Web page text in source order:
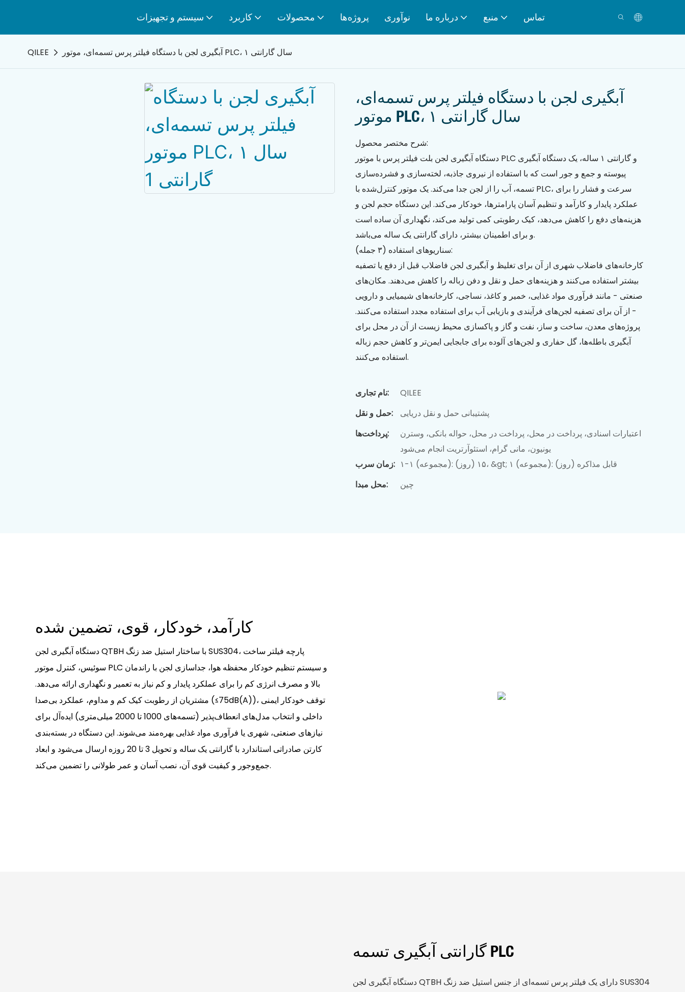
سیستم و تجهیزات کاربرد محصولات پروژه‌ها نوآوری درباره ما منبع تماس
QILEE آبگیری لجن با دستگاه فیلتر پرس تسمه‌ای، موتور PLC، ۱ سال گارانتی
آبگیری لجن با دستگاه فیلتر پرس تسمه‌ای،
موتور PLC، ۱ سال گارانتی
شرح مختصر محصول:
دستگاه آبگیری لجن بلت فیلتر پرس با موتور PLC و گارانتی ۱ ساله، یک دستگاه آبگیری
پیوسته و جمع و جور است که با استفاده از نیروی جاذبه، لخته‌سازی و فشرده‌سازی
تسمه، آب را از لجن جدا می‌کند. یک موتور کنترل‌شده با PLC، سرعت و فشار را برای
عملکرد پایدار و کارآمد و تنظیم آسان پارامترها، خودکار می‌کند. این دستگاه حجم لجن و
هزینه‌های دفع را کاهش می‌دهد، کیک رطوبتی کمی تولید می‌کند، نگهداری آن ساده است
و برای اطمینان بیشتر، دارای گارانتی یک ساله می‌باشد.
سناریوهای استفاده (۳ جمله):
کارخانه‌های فاضلاب شهری از آن برای تغلیظ و آبگیری لجن فاضلاب قبل از دفع یا تصفیه
بیشتر استفاده می‌کنند و هزینه‌های حمل و نقل و دفن زباله را کاهش می‌دهند. مکان‌های
صنعتی - مانند فرآوری مواد غذایی، خمیر و کاغذ، نساجی، کارخانه‌های شیمیایی و دارویی
- از آن برای تصفیه لجن‌های فرآیندی و بازیابی آب برای استفاده مجدد استفاده می‌کنند.
پروژه‌های معدن، ساخت و ساز، نفت و گاز و پاکسازی محیط زیست از آن در محل برای
آبگیری باطله‌ها، گل حفاری و لجن‌های آلوده برای جابجایی ایمن‌تر و کاهش حجم زباله
استفاده می‌کنند.
نام تجاری:
QILEE
حمل و نقل:
پشتیبانی حمل و نقل دریایی
پرداخت‌ها:
اعتبارات اسنادی، پرداخت در محل، پرداخت در محل، حواله بانکی، وسترن
یونیون، مانی گرام، استئوآرتریت انجام می‌شود
زمان سرب:
۱-۱ (مجموعه): ۱۵ (روز)، &gt; ۱ (مجموعه): قابل مذاکره (روز)
محل مبدا:
چین
کارآمد، خودکار، قوی، تضمین شده
دستگاه آبگیری لجن QTBH با ساختار استیل ضد زنگ SUS304، پارچه فیلتر ساخت
سوئیس، کنترل موتور PLC و سیستم تنظیم خودکار محفظه هوا، جداسازی لجن با راندمان
بالا و مصرف انرژی کم را برای عملکرد پایدار و کم نیاز به تعمیر و نگهداری ارائه می‌دهد.
مشتریان از رطوبت کیک کم و مداوم، عملکرد بی‌صدا (≤75dB(A))، توقف خودکار ایمنی
داخلی و انتخاب مدل‌های انعطاف‌پذیر (تسمه‌های 1000 تا 2000 میلی‌متری) ایده‌آل برای
نیازهای صنعتی، شهری یا فرآوری مواد غذایی بهره‌مند می‌شوند. این دستگاه در بسته‌بندی
کارتن صادراتی استاندارد با گارانتی یک ساله و تحویل 3 تا 20 روزه ارسال می‌شود و ابعاد
جمع‌وجور و کیفیت قوی آن، نصب آسان و عمر طولانی را تضمین می‌کند.
گارانتی آبگیری تسمه PLC
دستگاه آبگیری لجن QTBH دارای یک فیلتر پرس تسمه‌ای از جنس استیل ضد زنگ SUS304